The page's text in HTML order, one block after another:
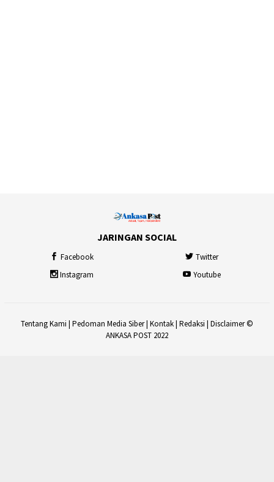
JARINGAN SOCIAL
Facebook
Twitter
Instagram
Youtube
Tentang Kami | Pedoman Media Siber| Kontak| Redaksi | Disclaimer©
ANKASA POST 2022